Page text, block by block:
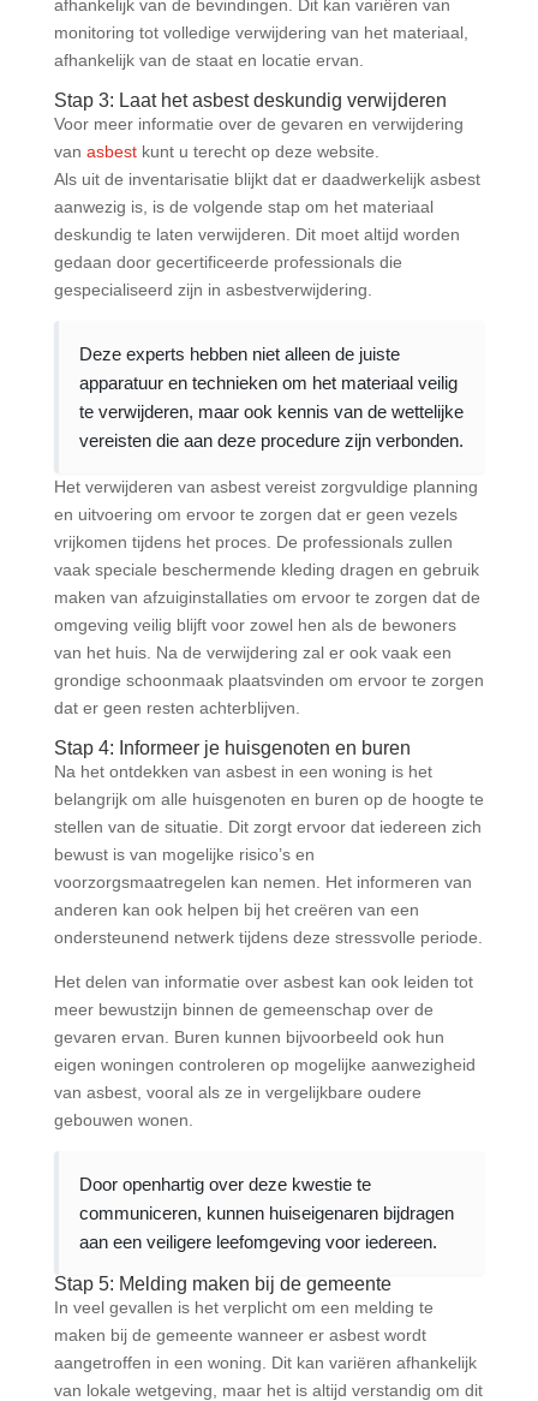
afhankelijk van de bevindingen. Dit kan variëren van
monitoring tot volledige verwijdering van het materiaal,
afhankelijk van de staat en locatie ervan.
Stap 3: Laat het asbest deskundig verwijderen
Voor meer informatie over de gevaren en verwijdering
van asbestkunt u terecht op deze website.
Als uit de inventarisatie blijkt dat er daadwerkelijk asbest
aanwezig is, is de volgende stap om het materiaal
deskundig te laten verwijderen. Dit moet altijd worden
gedaan door gecertificeerde professionals die
gespecialiseerd zijn in asbestverwijdering.
Deze experts hebben niet alleen de juiste
apparatuur en technieken om het materiaal veilig
te verwijderen, maar ook kennis van de wettelijke
vereisten die aan deze procedure zijn verbonden.
Het verwijderen van asbest vereist zorgvuldige planning
en uitvoering om ervoor te zorgen dat er geen vezels
vrijkomen tijdens het proces. De professionals zullen
vaak speciale beschermende kleding dragen en gebruik
maken van afzuiginstallaties om ervoor te zorgen dat de
omgeving veilig blijft voor zowel hen als de bewoners
van het huis. Na de verwijdering zal er ook vaak een
grondige schoonmaak plaatsvinden om ervoor te zorgen
dat er geen resten achterblijven.
Stap 4: Informeer je huisgenoten en buren
Na het ontdekken van asbest in een woning is het
belangrijk om alle huisgenoten en buren op de hoogte te
stellen van de situatie. Dit zorgt ervoor dat iedereen zich
bewust is van mogelijke risico’s en
voorzorgsmaatregelen kan nemen. Het informeren van
anderen kan ook helpen bij het creëren van een
ondersteunend netwerk tijdens deze stressvolle periode.
Het delen van informatie over asbest kan ook leiden tot
meer bewustzijn binnen de gemeenschap over de
gevaren ervan. Buren kunnen bijvoorbeeld ook hun
eigen woningen controleren op mogelijke aanwezigheid
van asbest, vooral als ze in vergelijkbare oudere
gebouwen wonen.
Door openhartig over deze kwestie te
communiceren, kunnen huiseigenaren bijdragen
aan een veiligere leefomgeving voor iedereen.
Stap 5: Melding maken bij de gemeente
In veel gevallen is het verplicht om een melding te
maken bij de gemeente wanneer er asbest wordt
aangetroffen in een woning. Dit kan variëren afhankelijk
van lokale wetgeving, maar het is altijd verstandig om dit